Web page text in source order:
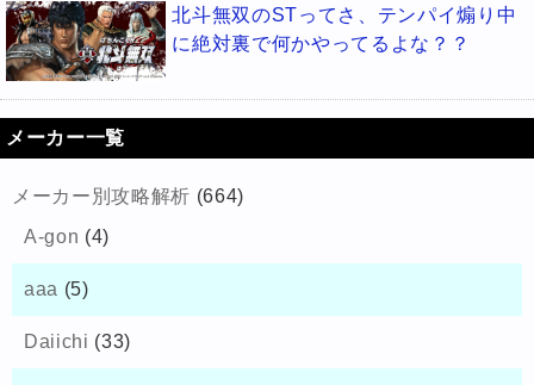
北斗無双のSTってさ、テンパイ煽り中
に絶対裏で何かやってるよな？？
メーカー一覧
メーカー別攻略解析 (664)
A-gon (4)
aaa (5)
Daiichi (33)